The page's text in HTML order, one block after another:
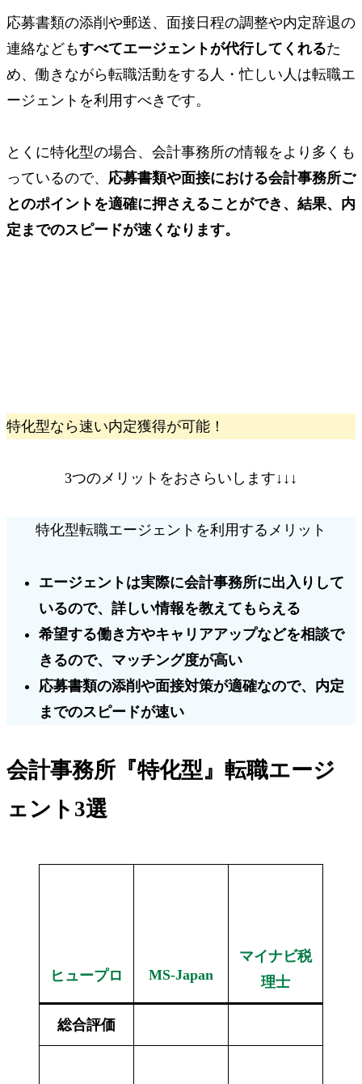
応募書類の添削や郵送、面接日程の調整や内定辞退の
連絡などもすべてエージェントが代行してくれるた
め、働きながら転職活動をする人・忙しい人は転職エ
ージェントを利用すべきです。
とくに特化型の場合、会計事務所の情報をより多くも
っているので、 応募書類や面接における会計事務所ご
とのポイントを適確に押さえることができ、結果、内
定までのスピードが速くなります。
特化型なら速い内定獲得が可能！
3つのメリットをおさらいします↓↓↓
特化型転職エージェントを利用するメリット
エージェントは実際に会計事務所に出入りして
いるので、 詳しい情報を教えてもらえる
希望する働き方やキャリアアップなどを相談で
きるので、 マッチング度が高い
応募書類の添削や面接対策が適確なので、 内定
までのスピードが速い
会計事務所『特化型』転職エージ
ェント3選
ヒュープロ MS-Japan
マイナビ税
理士
総合評価